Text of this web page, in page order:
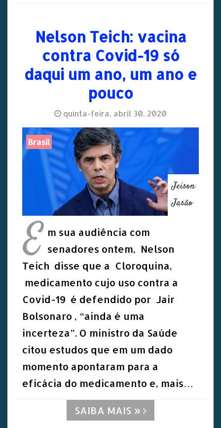
Nelson Teich: vacina
contra Covid-19 só
daqui um ano, um ano e
pouco
quinta-feira, abril 30, 2020
Brasil
Jeison
Jasão
E m sua audiência com
senadores ontem, Nelson
Teich disse que a Cloroquina,
medicamento cujo uso contra a
Covid-19 é defendido por Jair
Bolsonaro , “ainda é uma
incerteza”. O ministro da Saúde
citou estudos que em um dado
momento apontaram para a
eficácia do medicamento e, mais…
SAIBA MAIS »